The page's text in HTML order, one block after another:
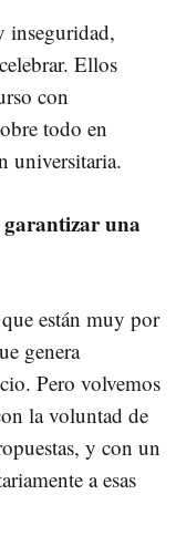
inseguridad,
Ellos
con
todo en
universitaria.
garantizar una
están muy por
genera
Pero volvemos
la voluntad de
y con un
a esas